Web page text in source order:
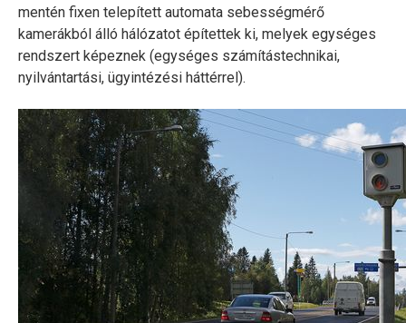
mentén fixen telepített automata sebességmérő
kamerákból álló hálózatot építettek ki, melyek egységes
rendszert képeznek (egységes számítástechnikai,
nyilvántartási, ügyintézési háttérrel).